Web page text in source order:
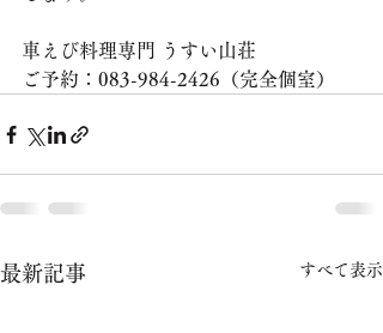
車えび料理専門 うすい山荘
ご予約：083-984-2426（完全個室）
最新記事 すべて表示